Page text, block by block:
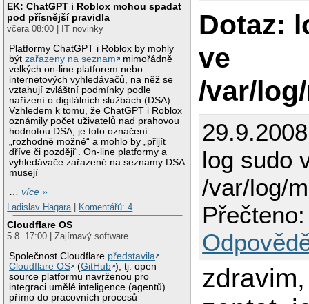
EK: ChatGPT i Roblox mohou spadat
pod přísnější pravidla
včera 08:00 | IT novinky
Platformy ChatGPT i Roblox by mohly
býtzařazeny na seznam
mimořádně
velkých on-line platforem nebo
internetových vyhledávačů, na něž se
vztahují zvláštní podmínky podle
nařízení o digitálních službách (DSA).
Vzhledem k tomu, že ChatGPT i Roblox
oznámily počet uživatelů nad prahovou
hodnotou DSA, je toto označení
„rozhodně možné“ a mohlo by „přijít
dříve či později“. On-line platformy a
vyhledávače zařazené na seznamy DSA
musejí
…více »
Ladislav Hagara
Komentářů: 4
Cloudflare OS
5.8. 17:00 | Zajímavý software
Společnost Cloudflare představila
Cloudflare OS
(GitHub ), tj. open
source platformu navrženou pro
integraci umělé inteligence (agentů)
přímo do pracovních procesů
Dotaz:
ve
/var/
log sudo
/var/log/